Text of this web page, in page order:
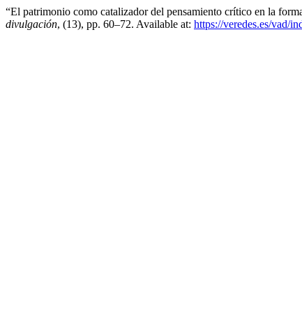
“El patrimonio como catalizador del pensamiento crítico en la
divulgación, (13), pp. 60–72. Available at: https://veredes.es/vad/